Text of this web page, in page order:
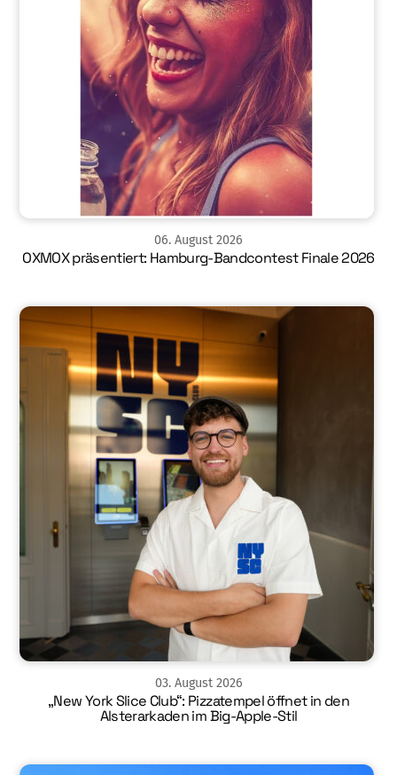
06. August 2026
OXMOX präsentiert: Hamburg-Bandcontest Finale 2026
03. August 2026
„New York Slice Club“: Pizzatempel öffnet in den
Alsterarkaden im Big-Apple-Stil